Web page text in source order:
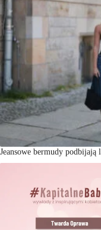
Jeansowe bermudy